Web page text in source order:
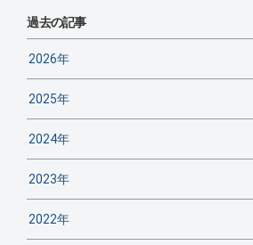
過去の記事
2026年
2025年
2024年
2023年
2022年